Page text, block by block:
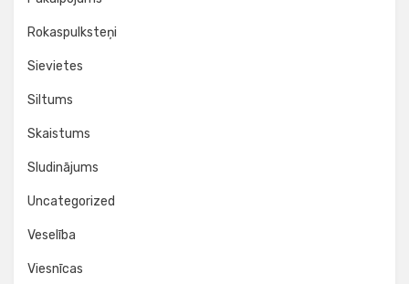
Rokaspulksteņi
Sievietes
Siltums
Skaistums
Sludinājums
Uncategorized
Veselība
Viesnīcas